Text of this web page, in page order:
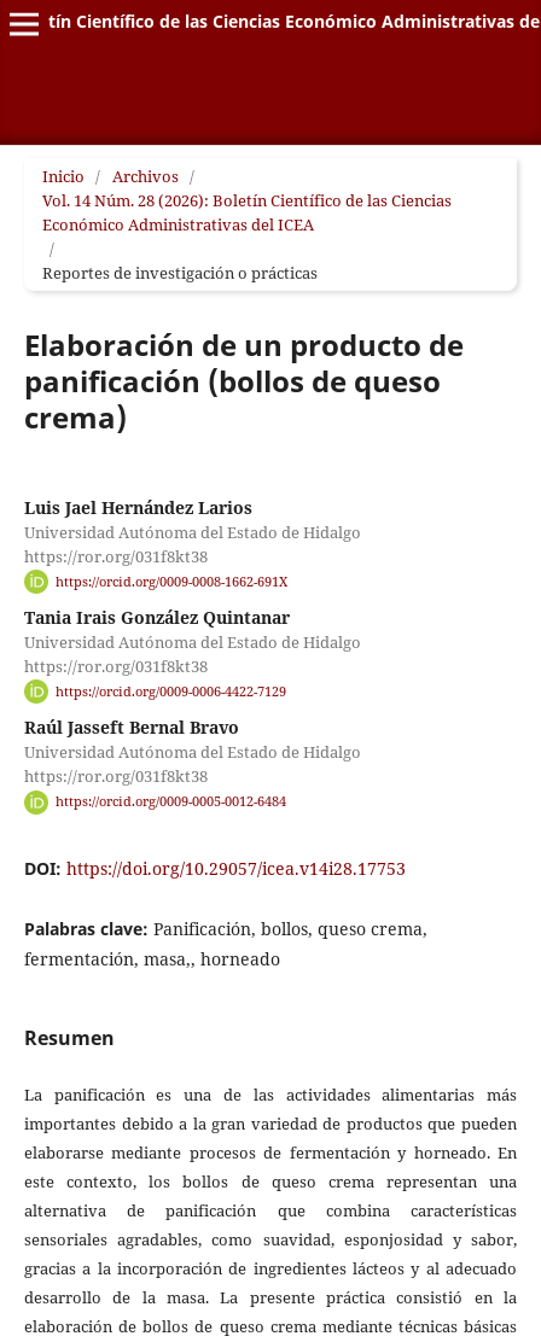
Boletín Científico de las Ciencias Económico Administrativas
Inicio / Archivos /
Vol. 14 Núm. 28 (2026): Boletín Científico de las Ciencias
Económico Administrativas del ICEA
/
Reportes de investigación o prácticas
Elaboración de un producto de
panificación (bollos de queso
crema)
Luis Jael Hernández Larios
Universidad Autónoma del Estado de Hidalgo
https://ror.org/031f8kt38
https://orcid.org/0009-0008-1662-691X
Tania Irais González Quintanar
Universidad Autónoma del Estado de Hidalgo
https://ror.org/031f8kt38
https://orcid.org/0009-0006-4422-7129
Raúl Jasseft Bernal Bravo
Universidad Autónoma del Estado de Hidalgo
https://ror.org/031f8kt38
https://orcid.org/0009-0005-0012-6484
DOI: https://doi.org/10.29057/icea.v14i28.17753
Palabras clave: Panificación, bollos, queso crema,
fermentación, masa,, horneado
Resumen
La panificación es una de las actividades alimentarias más
importantes debido a la gran variedad de productos que pueden
elaborarse mediante procesos de fermentación y horneado. En
este contexto, los bollos de queso crema representan una
alternativa de panificación que combina características
sensoriales agradables, como suavidad, esponjosidad y sabor,
gracias a la incorporación de ingredientes lácteos y al adecuado
desarrollo de la masa. La presente práctica consistió en la
elaboración de bollos de queso crema mediante técnicas básicas